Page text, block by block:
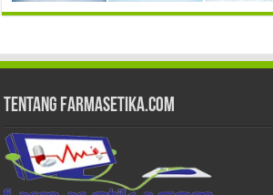
Tentang Farmasetika.com